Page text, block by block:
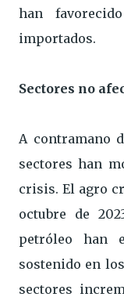
han
importados.
Sectores no
A contramano
sectores han
crisis. El agro
octubre de
petróleo han
sostenido en
sectores